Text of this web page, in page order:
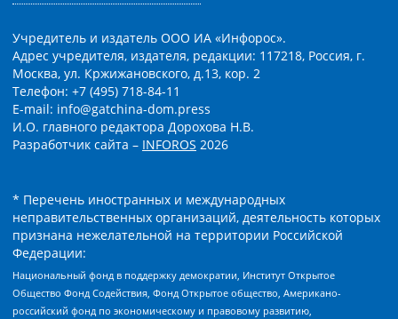
Учредитель и издатель ООО ИА «Инфорос».
Адрес учредителя, издателя, редакции: 117218, Россия, г.
Москва, ул. Кржижановского, д.13, кор. 2
Телефон: +7 (495) 718-84-11
E-mail: info@gatchina-dom.press
И.О. главного редактора Дорохова Н.В.
Разработчик сайта – INFOROS 2026
* Перечень иностранных и международных
неправительственных организаций, деятельность которых
признана нежелательной на территории Российской
Федерации:
Национальный фонд в поддержку демократии, Институт Открытое
Общество Фонд Содействия, Фонд Открытое общество, Американо-
российский фонд по экономическому и правовому развитию,